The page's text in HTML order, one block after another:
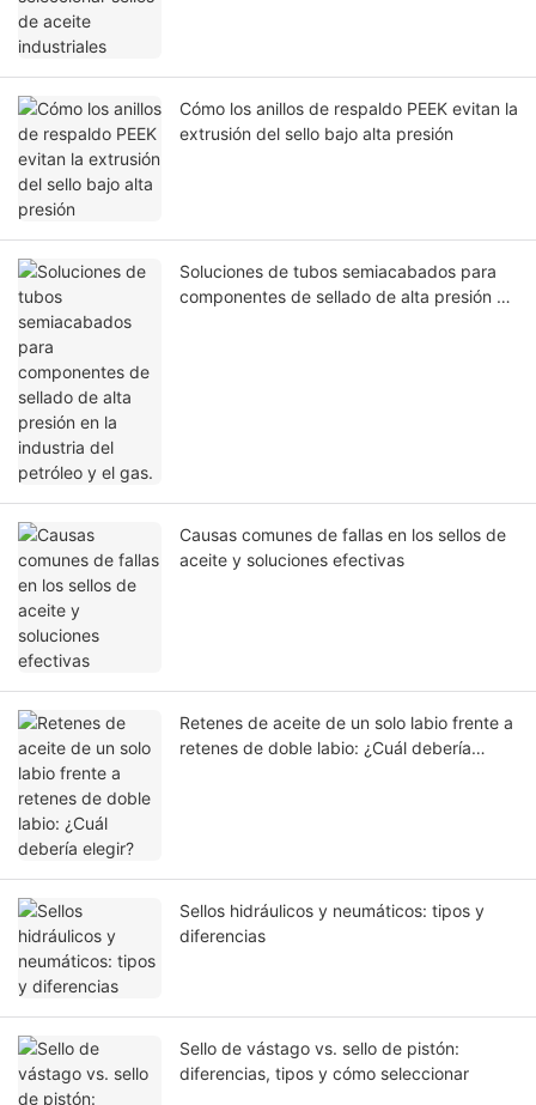
Cómo los anillos de respaldo PEEK evitan la
extrusión del sello bajo alta presión
Soluciones de tubos semiacabados para
componentes de sellado de alta presión en
Causas comunes de fallas en los sellos de
aceite y soluciones efectivas
Retenes de aceite de un solo labio frente a
retenes de doble labio: ¿Cuál debería
Sellos hidráulicos y neumáticos: tipos y
diferencias
Sello de vástago vs. sello de pistón:
diferencias, tipos y cómo seleccionar